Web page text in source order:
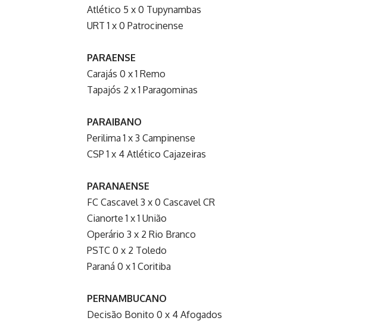
Atlético 5 x 0 Tupynambas
URT 1 x 0 Patrocinense
PARAENSE
Carajás 0 x 1 Remo
Tapajós 2 x 1 Paragominas
PARAIBANO
Perilima 1 x 3 Campinense
CSP 1 x 4 Atlético Cajazeiras
PARANAENSE
FC Cascavel 3 x 0 Cascavel CR
Cianorte 1 x 1 União
Operário 3 x 2 Rio Branco
PSTC 0 x 2 Toledo
Paraná 0 x 1 Coritiba
PERNAMBUCANO
Decisão Bonito 0 x 4 Afogados